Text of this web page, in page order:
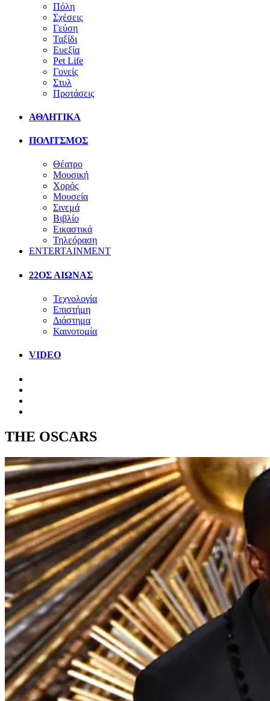
Πόλη
Σχέσεις
Γεύση
Ταξίδι
Ευεξία
Pet Life
Γονείς
Στυλ
Προτάσεις
ΑΘΛΗΤΙΚΑ
ΠΟΛΙΤΣΜΟΣ
Θέατρο
Μουσική
Χορός
Μουσεία
Σινεμά
Βιβλίο
Εικαστικά
Τηλεόραση
ENTERTAINMENT
22ΟΣ ΑΙΩΝΑΣ
Τεχνολογία
Επιστήμη
Διάστημα
Καινοτομία
VIDEO
THE OSCARS